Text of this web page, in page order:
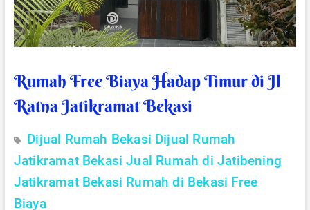
Rumah Free Biaya Hadap Timur di Jl
Ratna Jatikramat Bekasi
Dijual Rumah Bekasi Dijual Rumah
Jatikramat Bekasi Jual Rumah di Jatibening
Jatikramat Bekasi Rumah di Bekasi Free
Biaya